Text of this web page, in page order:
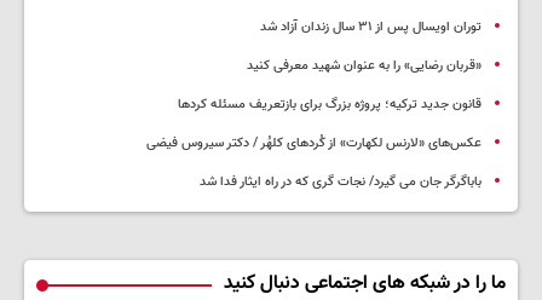
توران اویسال پس از ۳۱ سال زندان آزاد شد
«قربان رضایی» را به عنوان شهید معرفی کنید
قانون جدید ترکیه؛ پروژه بزرگ‌ برای بازتعریف مسئله کردها
عکس‌های «لارنس لکهارت» از کُردهای کلهُر / دکتر سیروس فیضی
باباگرگر جان می گیرد/ نجات گری که در راه ایثار فدا شد
ما را در شبکه های اجتماعی دنبال کنید